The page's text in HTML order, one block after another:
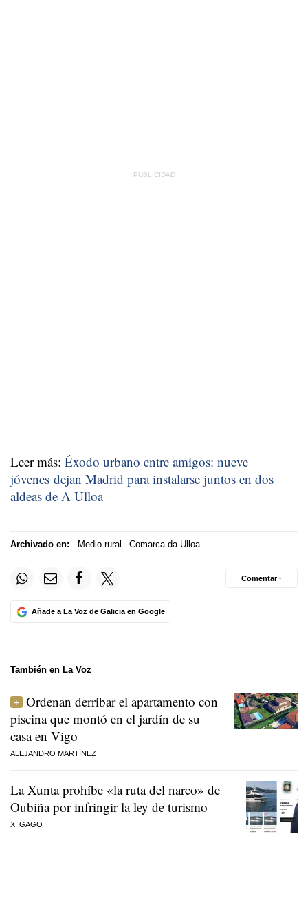
Leer más: Éxodo urbano entre amigos: nueve
jóvenes dejan Madrid para instalarse juntos en dos
aldeas de A Ulloa
Archivado en: Medio rural Comarca da Ulloa
Añade a La Voz de Galicia en Google
Comentar ·
También en La Voz
Ordenan derribar el apartamento con
piscina que montó en el jardín de su
casa en Vigo
ALEJANDRO MARTÍNEZ
La Xunta prohíbe «la ruta del narco» de
Oubiña por infringir la ley de turismo
X. GAGO